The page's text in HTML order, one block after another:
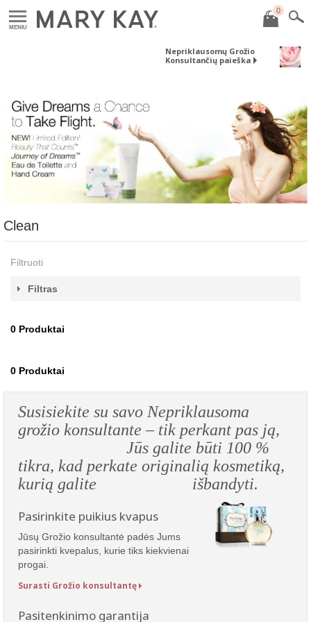
MENIU
0
Nepriklausomų Grožio
Konsultančių paieška
Clean
Filtruoti
Filtras
0 Produktai
0 Produktai
Susisiekite su savo Nepriklausoma
grožio konsultante – tik perkant pas ją,
Jūs galite būti 100 %
tikra, kad perkate originalią kosmetiką,
kurią galite išbandyti.
Pasirinkite puikius kvapus
Jūsų Grožio konsultantė padės Jums
pasirinkti kvepalus, kurie tiks kiekvienai
progai.
Surasti Grožio konsultantę
Pasitenkinimo garantija